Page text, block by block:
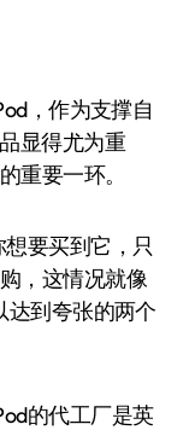
，作为支撑自
显得尤为重
重要一环。
要买到它，只
，这情况就像
达到夸张的两个
的代工厂是英